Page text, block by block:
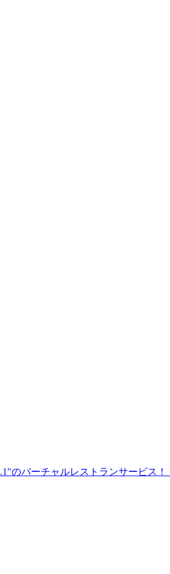
バーチャルレストランサービス